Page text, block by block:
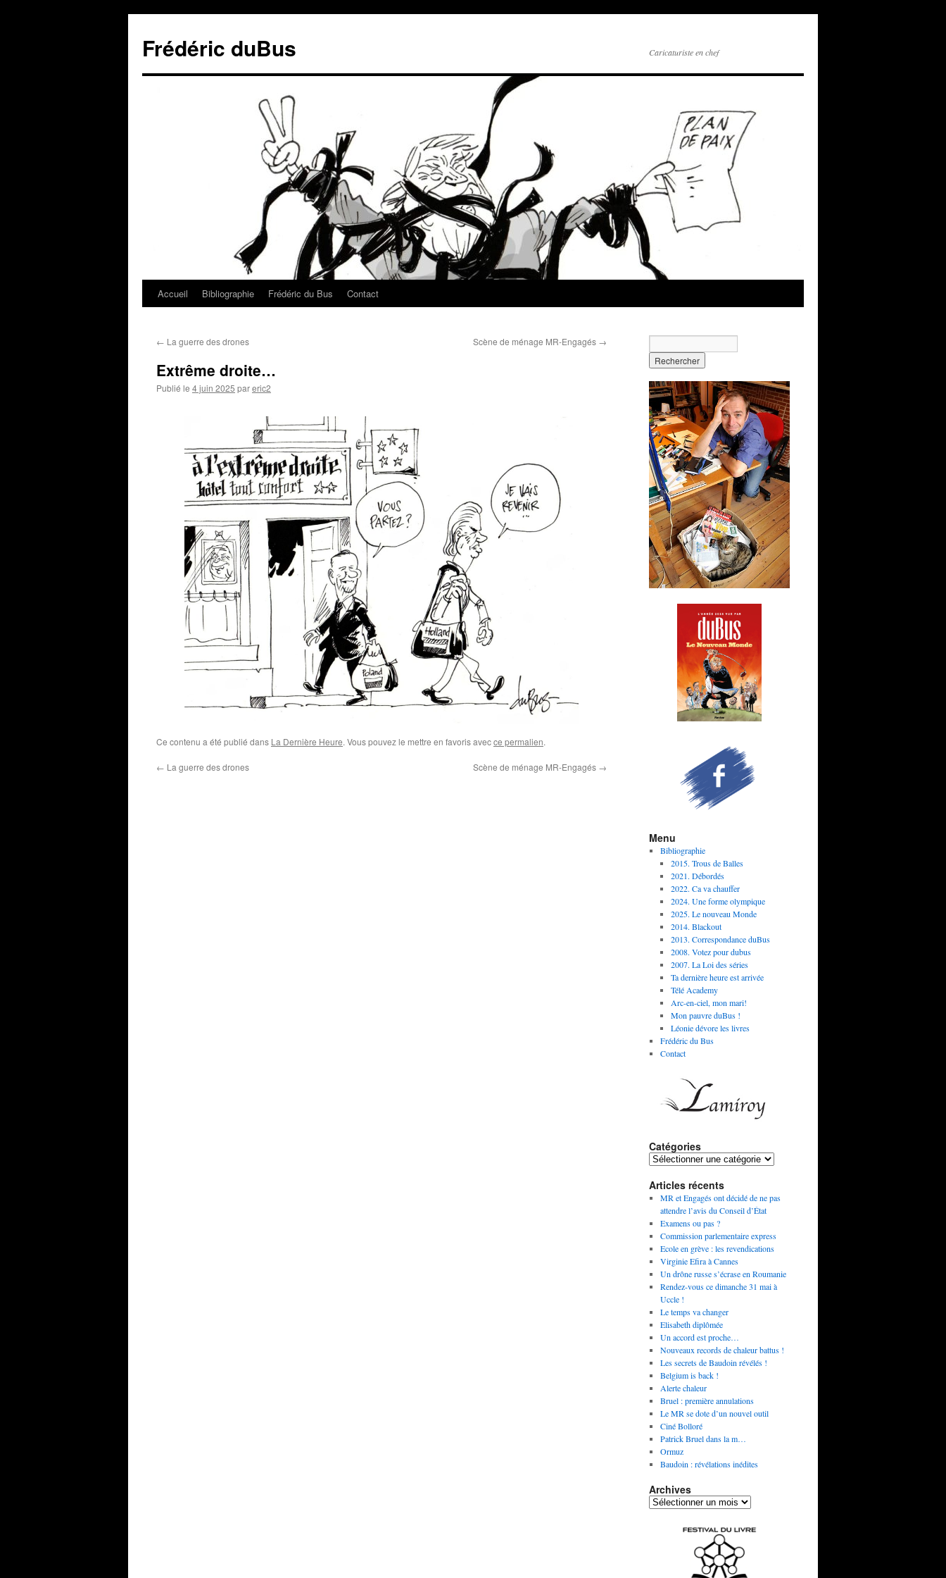
Frédéric duBus Caricaturiste en chef
Accueil Bibliographie Frédéric du Bus Contact
← La guerre des drones Scène de ménage MR-Engagés →
Extrême droite…
Publié le 4 juin 2025 pareric2
Ce contenu a été publié dans La Dernière Heure. Vous pouvez le mettre en favoris avecce permalien.
← La guerre des drones Scène de ménage MR-Engagés →
Menu
Bibliographie
2015. Trous de Balles
2021. Débordés
2022. Ca va chauffer
2024. Une forme olympique
2025. Le nouveau Monde
2014. Blackout
2013. Correspondance duBus
2008. Votez pour dubus
2007. La Loi des séries
Ta dernière heure est arrivée
Télé Academy
Arc-en-ciel, mon mari!
Mon pauvre duBus !
Léonie dévore les livres
Frédéric du Bus
Contact
Catégories
Articles récents
MR et Engagés ont décidé de ne pas
attendre l’avis du Conseil d’État
Examens ou pas ?
Commission parlementaire express
Ecole en grève : les revendications
Virginie Efira à Cannes
Un drône russe s’écrase en Roumanie
Rendez-vous ce dimanche 31 mai à
Uccle !
Le temps va changer
Elisabeth diplômée
Un accord est proche…
Nouveaux records de chaleur battus !
Les secrets de Baudoin révélés !
Belgium is back !
Alerte chaleur
Bruel : première annulations
Le MR se dote d’un nouvel outil
Ciné Bolloré
Patrick Bruel dans la m…
Ormuz
Baudoin : révélations inédites
Archives